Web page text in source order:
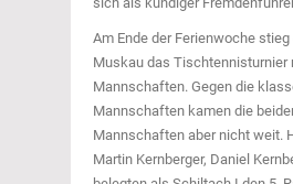
Am Ende der Ferienwoche stieg
Muskau das Tischtennisturnier
Mannschaften. Gegen die
Mannschaften kamen die
Mannschaften aber nicht weit.
Martin Kernberger, Daniel